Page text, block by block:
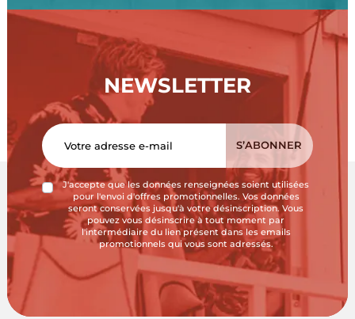
NEWSLETTER
J'accepte que les données renseignées soient utilisées
pour l'envoi d'offres promotionnelles. Vos données
seront conservées jusqu'à votre désinscription. Vous
pouvez vous désinscrire à tout moment par
l'intermédiaire du lien présent dans les emails
promotionnels qui vous sont adressés.